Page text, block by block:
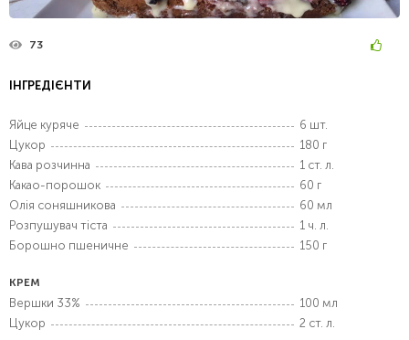
73
ІНГРЕДІЄНТИ
Яйце куряче
6 шт.
Цукор
180 г
Кава розчинна
1 ст. л.
Какао-порошок
60 г
Олія соняшникова
60 мл
Розпушувач тіста
1 ч. л.
Борошно пшеничне
150 г
КРЕМ
Вершки 33%
100 мл
Цукор
2 ст. л.